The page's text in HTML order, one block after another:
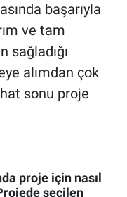
başarıyla
ve tam
alımdan çok
sonu proje
proje için nasıl
seçilen